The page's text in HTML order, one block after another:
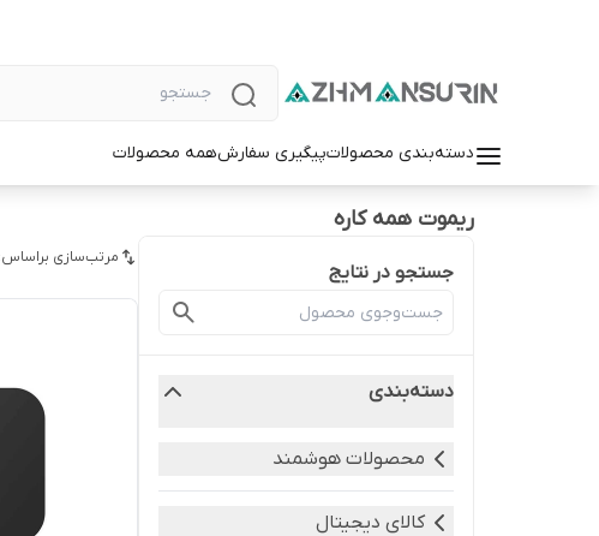
دسته‌بندی محصولاتپیگیری سفارشهمه محصولات
ریموت همه کاره
جستجو در نتایج
دسته‌بندی
محصولات هوشمند
کالای دیجیتال
مرتب‌سازی براساس: